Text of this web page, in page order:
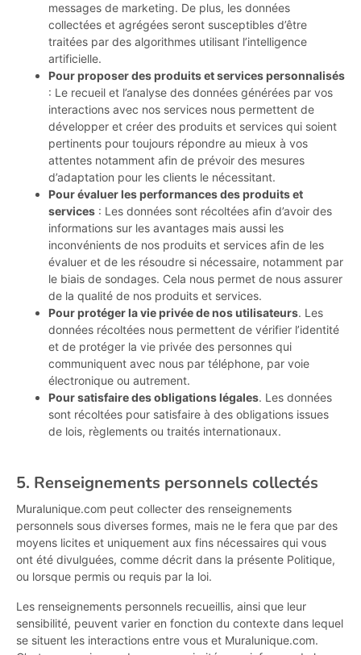
messages de marketing. De plus, les données
collectées et agrégées seront susceptibles d’être
traitées par des algorithmes utilisant l’intelligence
artificielle.
Pour proposer des produits et services personnalisés
: Le recueil et l’analyse des données générées par vos
interactions avec nos services nous permettent de
développer et créer des produits et services qui soient
pertinents pour toujours répondre au mieux à vos
attentes notamment afin de prévoir des mesures
d’adaptation pour les clients le nécessitant.
Pour évaluer les performances des produits et
services : Les données sont récoltées afin d’avoir des
informations sur les avantages mais aussi les
inconvénients de nos produits et services afin de les
évaluer et de les résoudre si nécessaire, notamment par
le biais de sondages. Cela nous permet de nous assurer
de la qualité de nos produits et services.
Pour protéger la vie privée de nos utilisateurs. Les
données récoltées nous permettent de vérifier l’identité
et de protéger la vie privée des personnes qui
communiquent avec nous par téléphone, par voie
électronique ou autrement.
Pour satisfaire des obligations légales. Les données
sont récoltées pour satisfaire à des obligations issues
de lois, règlements ou traités internationaux.
5. Renseignements personnels collectés
Muralunique.com peut collecter des renseignements
personnels sous diverses formes, mais ne le fera que par des
moyens licites et uniquement aux fins nécessaires qui vous
ont été divulguées, comme décrit dans la présente Politique,
ou lorsque permis ou requis par la loi.
Les renseignements personnels recueillis, ainsi que leur
sensibilité, peuvent varier en fonction du contexte dans lequel
se situent les interactions entre vous et Muralunique.com.